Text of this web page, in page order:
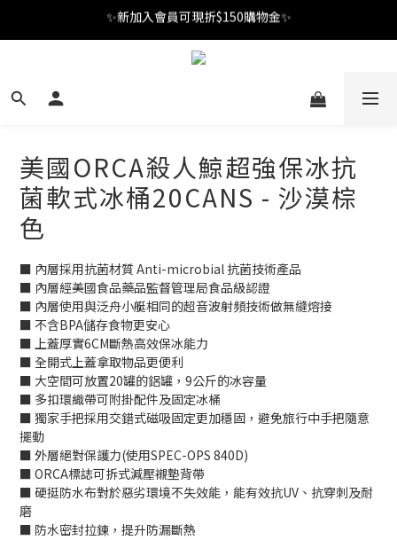
✨新加入會員可現折$150購物金✨
✨新加入會員可現折$150購物金✨
Welcome
美國ORCA殺人鯨超強保冰抗
菌軟式冰桶20CANS - 沙漠棕
色
■ 內層採用抗菌材質 Anti-microbial 抗菌技術產品
■ 內層經美國食品藥品監督管理局食品級認證
■ 內層使用與泛舟小艇相同的超音波射頻技術做無縫熔接
■ 不含BPA儲存食物更安心
■ 上蓋厚實6CM斷熱高效保冰能力
■ 全開式上蓋拿取物品更便利
■ 大空間可放置20罐的鋁罐，9公斤的冰容量
■ 多扣環織帶可附掛配件及固定冰桶
■ 獨家手把採用交錯式磁吸固定更加穩固，避免旅行中手把隨意
擺動
■ 外層絕對保護力(使用SPEC-OPS 840D)
■ ORCA標誌可拆式減壓襯墊背帶
■ 硬挺防水布對於惡劣環境不失效能，能有效抗UV、抗穿刺及耐
磨
■ 防水密封拉鍊，提升防漏斷熱